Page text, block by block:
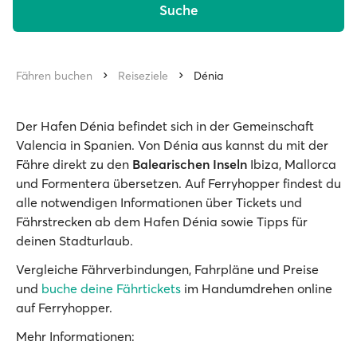
Suche
Fähren buchen Reiseziele Dénia
Der Hafen Dénia befindet sich in der Gemeinschaft
Valencia in Spanien. Von Dénia aus kannst du mit der
Fähre direkt zu den Balearischen Inseln Ibiza, Mallorca
und Formentera übersetzen. Auf Ferryhopper findest du
alle notwendigen Informationen über Tickets und
Fährstrecken ab dem Hafen Dénia sowie Tipps für
deinen Stadturlaub.
Vergleiche Fährverbindungen, Fahrpläne und Preise
und buche deine Fährtickets im Handumdrehen online
auf Ferryhopper.
Mehr Informationen: